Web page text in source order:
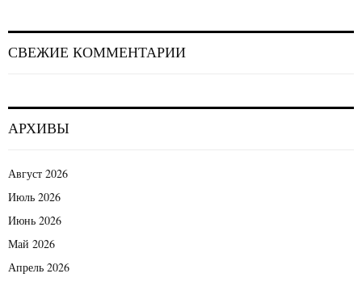
СВЕЖИЕ КОММЕНТАРИИ
АРХИВЫ
Август 2026
Июль 2026
Июнь 2026
Май 2026
Апрель 2026